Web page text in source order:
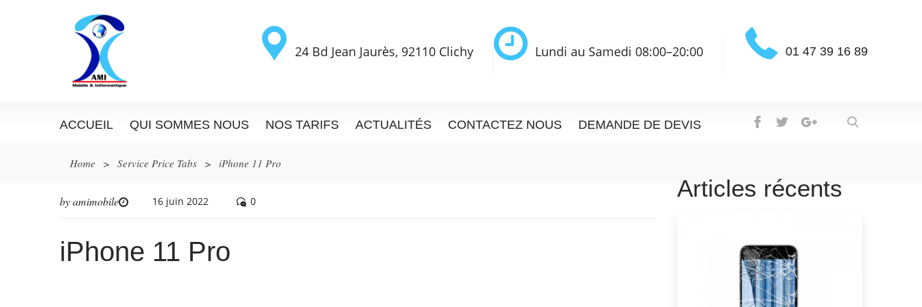
24 Bd Jean Jaurès, 92110 Clichy Lundi au Samedi 08:00–20:00 01 47 39 16 89
ACCUEIL QUI SOMMES NOUS NOS TARIFS ACTUALITÉS CONTACTEZ NOUS DEMANDE DE DEVIS
Home > Service Price Tabs > iPhone 11 Pro
byamimobile 16 juin 2022 0
iPhone 11 Pro
Articles récents